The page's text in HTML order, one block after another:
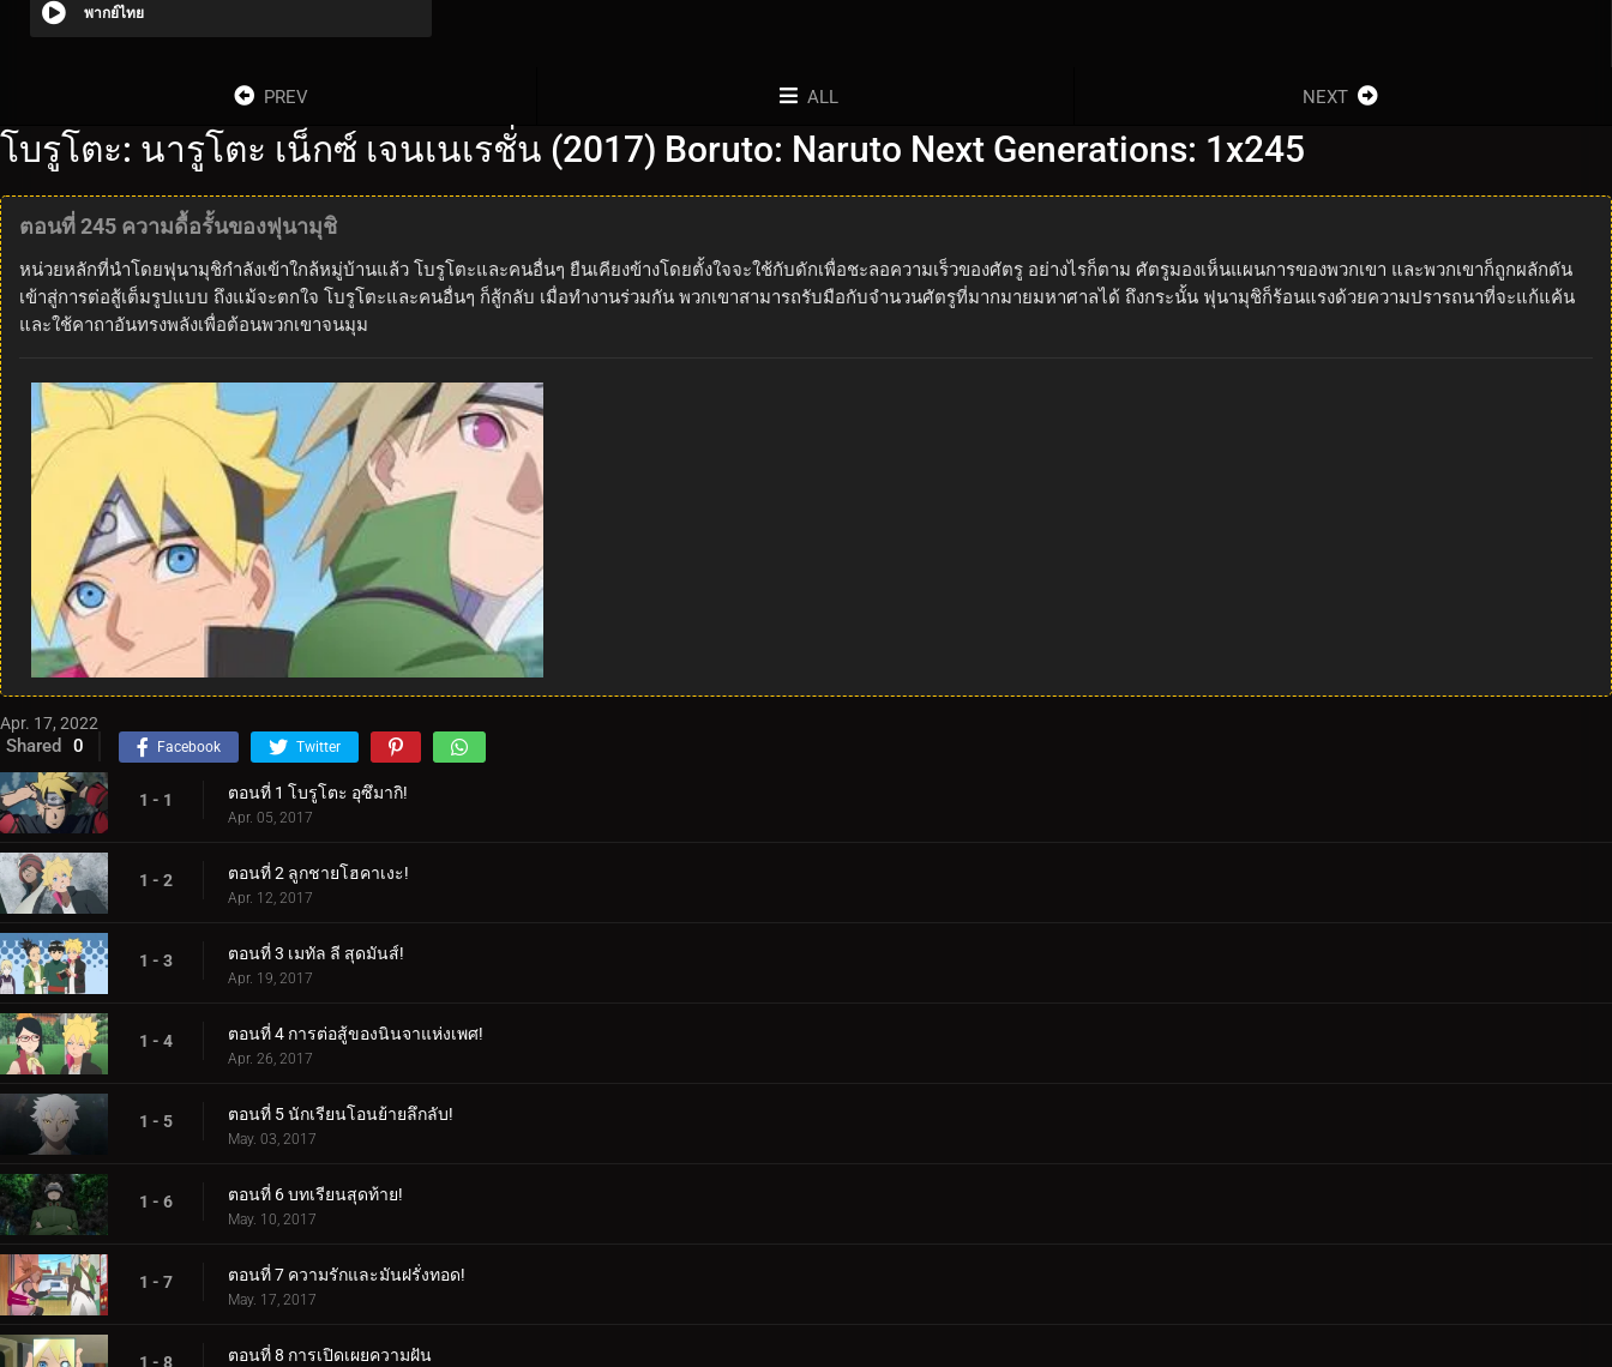
พากย์ไทย
PREV ALL NEXT
โบรูโตะ: นารูโตะ เน็กซ์ เจนเนเรชั่น (2017) Boruto: Naruto Next Generations: 1x245
ตอนที่ 245 ความดื้อรั้นของฟุนามุชิ
หน่วยหลักที่นำโดยฟุนามุชิกำลังเข้าใกล้หมู่บ้านแล้ว โบรูโตะและคนอื่นๆ ยืนเคียงข้างโดยตั้งใจจะใช้กับดักเพื่อชะลอความเร็วของศัตรู อย่างไรก็ตาม ศัตรูมองเห็นแผนการของพวกเขา และพวกเขาก็ถูกผลักดัน
เข้าสู่การต่อสู้เต็มรูปแบบ ถึงแม้จะตกใจ โบรูโตะและคนอื่นๆ ก็สู้กลับ เมื่อทำงานร่วมกัน พวกเขาสามารถรับมือกับจำนวนศัตรูที่มากมายมหาศาลได้ ถึงกระนั้น ฟุนามุชิก็ร้อนแรงด้วยความปรารถนาที่จะแก้แค้น
และใช้คาถาอันทรงพลังเพื่อต้อนพวกเขาจนมุม
Apr. 17, 2022
Shared 0 Facebook Twitter
1 - 1 ตอนที่ 1 โบรูโตะ อุซึมากิ!
Apr. 05, 2017
1 - 2 ตอนที่ 2 ลูกชายโฮคาเงะ!
Apr. 12, 2017
1 - 3 ตอนที่ 3 เมทัล ลี สุดมันส์!
Apr. 19, 2017
1 - 4 ตอนที่ 4 การต่อสู้ของนินจาแห่งเพศ!
Apr. 26, 2017
1 - 5 ตอนที่ 5 นักเรียนโอนย้ายลึกลับ!
May. 03, 2017
1 - 6 ตอนที่ 6 บทเรียนสุดท้าย!
May. 10, 2017
1 - 7 ตอนที่ 7 ความรักและมันฝรั่งทอด!
May. 17, 2017
1 - 8 ตอนที่ 8 การเปิดเผยความฝัน